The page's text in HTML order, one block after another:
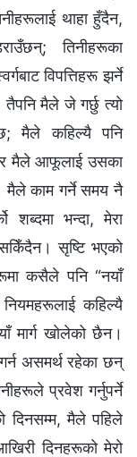
थाहा हुँदैन,
तिनीहरूका
विपत्तिहरू झर्ने
मैले जे गर्छु त्यो
मैले कहिल्यै पनि
र मैले आफूलाई उसका
काम गर्ने समय नै
शब्‍दमा भन्दा, मेरा
सकिँदैन। सृष्टि भएको
कसैले पनि “नयाँ
नियमहरूलाई कहिल्यै
खोलेको छैन।
असमर्थ रहेका छन्
प्रवेश गर्नुपर्ने
दिनसम्‍म, मैले पहिले
दिनहरूको मेरो